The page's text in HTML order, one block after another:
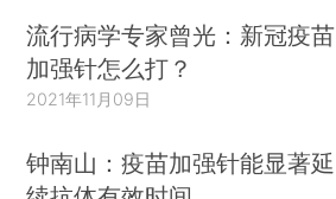
流行病学专家曾光：新冠疫苗
加强针怎么打？
2021年11月09日
钟南山：疫苗加强针能显著延